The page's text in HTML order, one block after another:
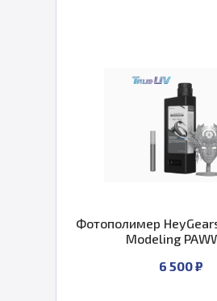
Фотополимер
Modeling
6 500 ₽